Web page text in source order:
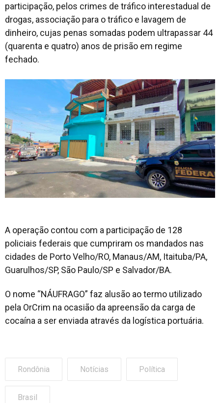
participação, pelos crimes de tráfico interestadual de
drogas, associação para o tráfico e lavagem de
dinheiro, cujas penas somadas podem ultrapassar 44
(quarenta e quatro) anos de prisão em regime
fechado.
A operação contou com a participação de 128
policiais federais que cumpriram os mandados nas
cidades de Porto Velho/RO, Manaus/AM, Itaituba/PA,
Guarulhos/SP, São Paulo/SP e Salvador/BA.
O nome “NÁUFRAGO” faz alusão ao termo utilizado
pela OrCrim na ocasião da apreensão da carga de
cocaína a ser enviada através da logística portuária.
Rondônia Notícias Política
Brasil